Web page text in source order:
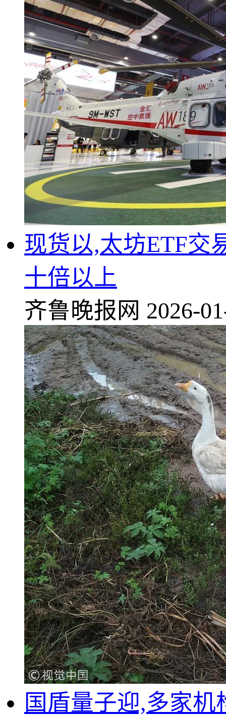
现货以,太坊ETF交
十倍以上
齐鲁晚报网 2026-
国盾量子迎,多家机